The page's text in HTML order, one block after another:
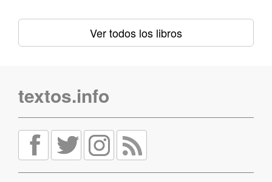
Ver todos los libros
textos.info